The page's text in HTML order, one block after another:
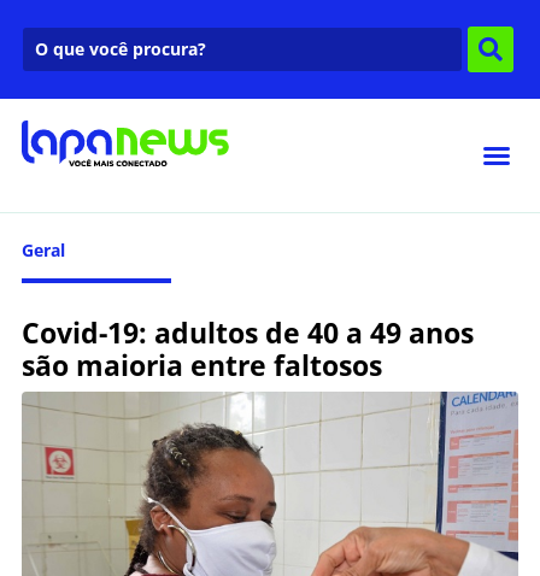
Geral
Covid-19: adultos de 40 a 49 anos
são maioria entre faltosos